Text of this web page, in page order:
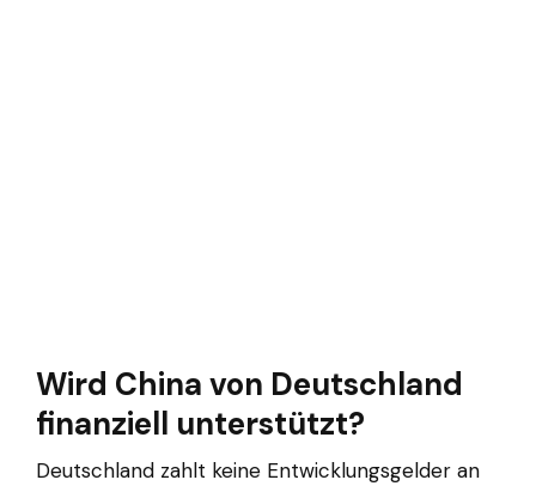
Wird China von Deutschland
finanziell unterstützt?
Deutschland zahlt keine Entwicklungsgelder an